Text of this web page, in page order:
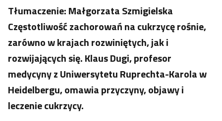
Tłumaczenie: Małgorzata Szmigielska
Częstotliwość zachorowań na cukrzycę rośnie,
zarówno w krajach rozwiniętych, jak i
rozwijających się. Klaus Dugi, profesor
medycyny z Uniwersytetu Ruprechta-Karola w
Heidelbergu, omawia przyczyny, objawy i
leczenie cukrzycy.